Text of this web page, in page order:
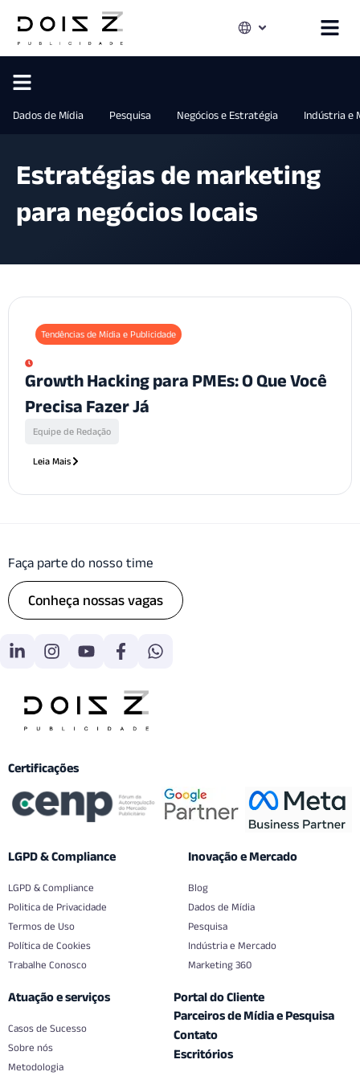
Dados de Mídia Pesquisa Negócios e Estratégia Indústria e
Estratégias de marketing
para negócios locais
Tendências de Mídia e Publicidade
Growth Hacking para PMEs: O Que Você
Precisa Fazer Já
Equipe de Redação
Leia Mais
Faça parte do nosso time
Conheça nossas vagas
Certificações
LGPD & Compliance
LGPD & Compliance
Politica de Privacidade
Termos de Uso
Política de Cookies
Trabalhe Conosco
Inovação e Mercado
Blog
Dados de Mídia
Pesquisa
Indústria e Mercado
Marketing 360
Atuação e serviços
Casos de Sucesso
Sobre nós
Metodologia
Portal do Cliente
Parceiros de Mídia e Pesquisa
Contato
Escritórios